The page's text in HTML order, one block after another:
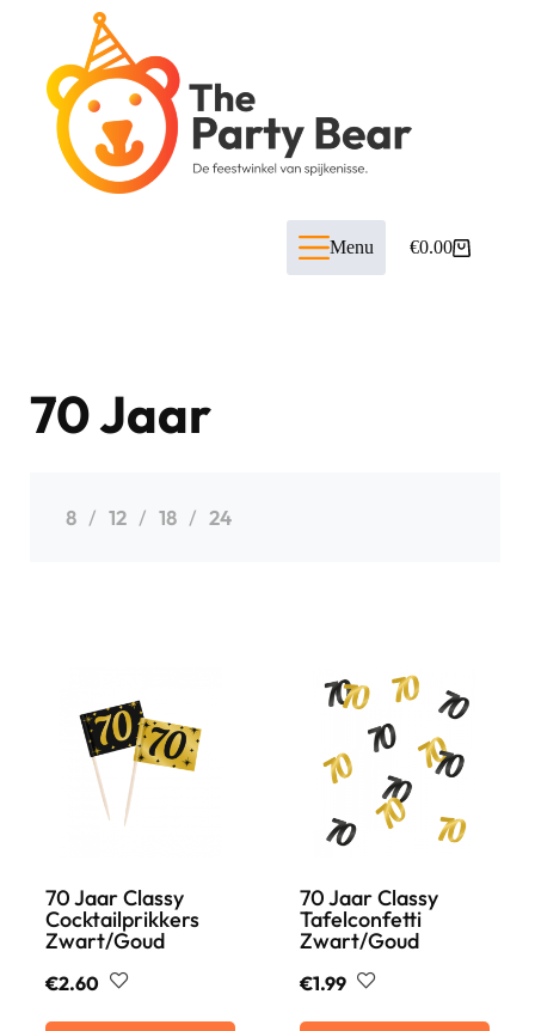
Menu €0.00
70 Jaar
8 12 18 24
70 Jaar Classy
Cocktailprikkers
Zwart/goud
€2.60
70 Jaar Classy
Tafelconfetti
Zwart/goud
€1.99